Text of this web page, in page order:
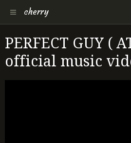
cherry
PERFECT GUY (
official music